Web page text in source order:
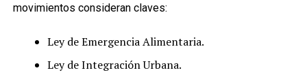
movimientos consideran claves:
Ley de Emergencia Alimentaria.
Ley de Integración Urbana.